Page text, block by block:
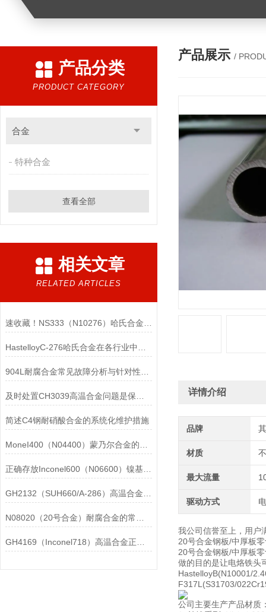
产品分类
PRODUCT CATEGORY
合金
特种合金
查看全部
相关文章
RELATED ARTICLES
简述C4钢耐硝酸合金的系统化维护措施
正确存放Inconel600（N06600）镍基合金的重要性介绍
产品展示 /
详情介绍
品牌
材质
最大流量
驱动方式
我公司信誉至上，用户
20号合金钢板/中厚板
20号合金钢板/中厚板
做的目的是让电烙铁
HastelloyB(N10001/
F317L(S31703/
公司主要生产产品材质